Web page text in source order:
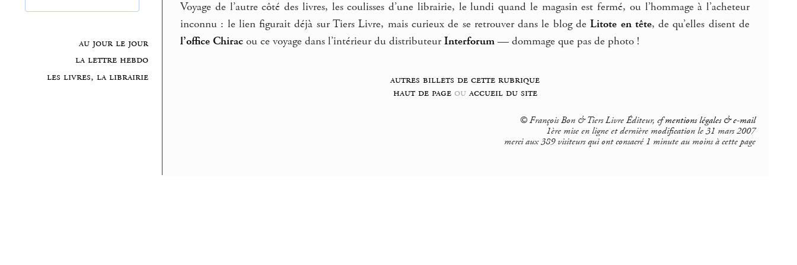
au jour le jour
la lettre hebdo
les livres, la librairie
Voyage de l’autre côté des livres, les coulisses d’une librairie, le lundi quand le magasin est fermé, ou l’hommage à l’acheteur
inconnu : le lien figurait déjà sur Tiers Livre, mais curieux de se retrouver dans le blog deLitote en tête, de qu’elles disent de
l’office Chirac ou ce voyage dans l’intérieur du distributeurInterforum — dommage que pas de photo !
autres billets de cette rubrique
haut de pageouaccueil du site
© François Bon & Tiers Livre Éditeur, cfmentions légales & e-mail
1ère mise en ligne et dernière modification le 31 mars 2007
merci aux 389 visiteurs qui ont consacré 1 minute au moins à cette page